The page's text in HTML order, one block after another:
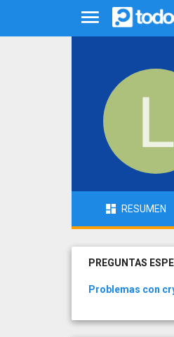
RESUMEN
PREGUNTAS
Problemas con